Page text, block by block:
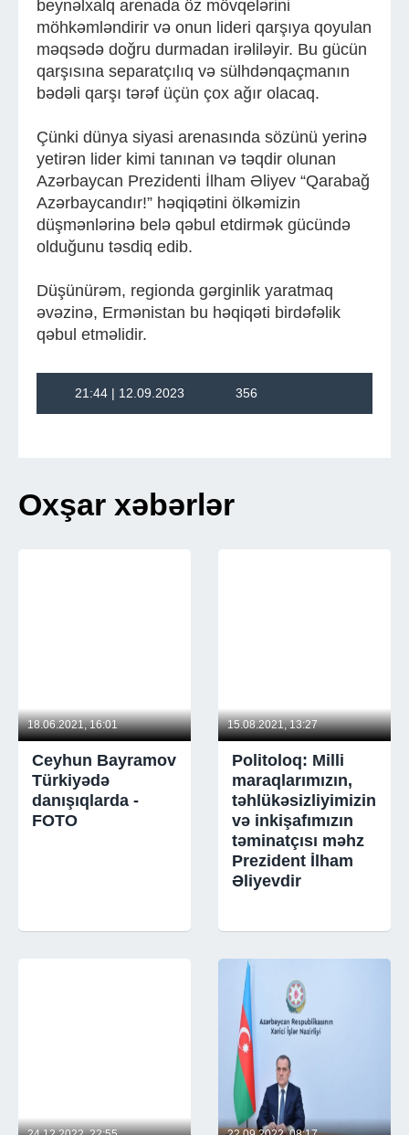
beynəlxalq arenada öz mövqelərini
möhkəmləndirir və onun lideri qarşıya qoyulan
məqsədə doğru durmadan irəliləyir. Bu gücün
qarşısına separatçılıq və sülhdənqaçmanın
bədəli qarşı tərəf üçün çox ağır olacaq.
Çünki dünya siyasi arenasında sözünü yerinə
yetirən lider kimi tanınan və təqdir olunan
Azərbaycan Prezidenti İlham Əliyev “Qarabağ
Azərbaycandır!” həqiqətini ölkəmizin
düşmənlərinə belə qəbul etdirmək gücündə
olduğunu təsdiq edib.
Düşünürəm, regionda gərginlik yaratmaq
əvəzinə, Ermənistan bu həqiqəti birdəfəlik
qəbul etməlidir.
21:44 | 12.09.2023 356
Oxşar xəbərlər
18.06.2021, 16:01
Ceyhun Bayramov
Türkiyədə
danışıqlarda -
FOTO
15.08.2021, 13:27
Politoloq: Milli
maraqlarımızın,
təhlükəsizliyimizin
və inkişafımızın
təminatçısı məhz
Prezident İlham
Əliyevdir